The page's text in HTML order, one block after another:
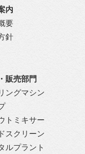
内
要
針
販売部門
ングマシン
トミキサー
スクリーン
ルプラント